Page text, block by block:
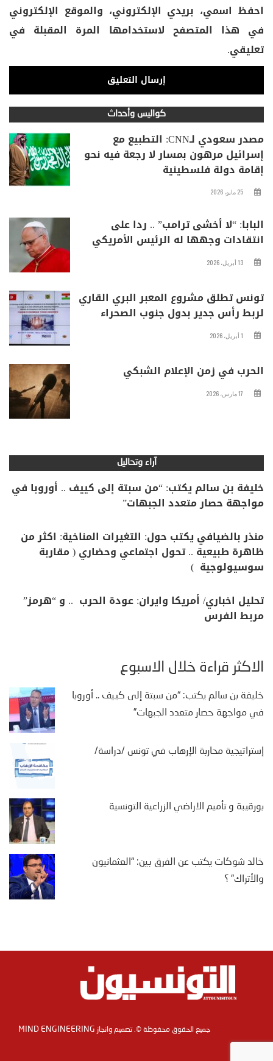
احفظ اسمي، بريدي الإلكتروني، والموقع الإلكتروني
في هذا المتصفح لاستخدامها المرة المقبلة في
تعليقي.
كواليس وأحداث
مصدر سعودي لـCNN: التطبيع مع
إسرائيل مرهون بمسار لا رجعة فيه نحو
إقامة دولة فلسطينية
25 مايو، 2026
البابا: “لا أخشى ترامب” .. ردا على
انتقادات وجهها له الرئيس الأمريكي
13 أبريل، 2026
تونس تطلق مشروع المعبر البري القاري
لربط رأس جدير بدول جنوب الصحراء
1 أبريل، 2026
الحرب في زمن الإعلام الشبكي
17 مارس، 2026
آراء وتحاليل
خليفة بن سالم يكتب: “من سبتة إلى كييف .. أوروبا في
مواجهة حصار متعدد الجبهات”
منذر بالضيافي يكتب حول: التغيرات المناخية: اكثر من
ظاهرة طبيعية .. تحول اجتماعي وحضاري ( مقاربة
سوسيولوجية )
تحليل اخباري/ أمريكا وايران: عودة الحرب .. و “هرمز”
مربط الفرس
الأكثر قراءة خلال الأسبوع
خليفة بن سالم يكتب: “من سبتة إلى كييف .. أوروبا
في مواجهة حصار متعدد الجبهات”
إستراتيجية محاربة الإرهاب في تونس /دراسة/
بورقيبة و تأميم الاراضي الزراعية التونسية
خالد شوكات يكتب عن الفرق بين: “العثمانيون
والأتراك” ؟
جميع الحقوق محفوظة ©. تصميم وانجاز MIND ENGINEERING